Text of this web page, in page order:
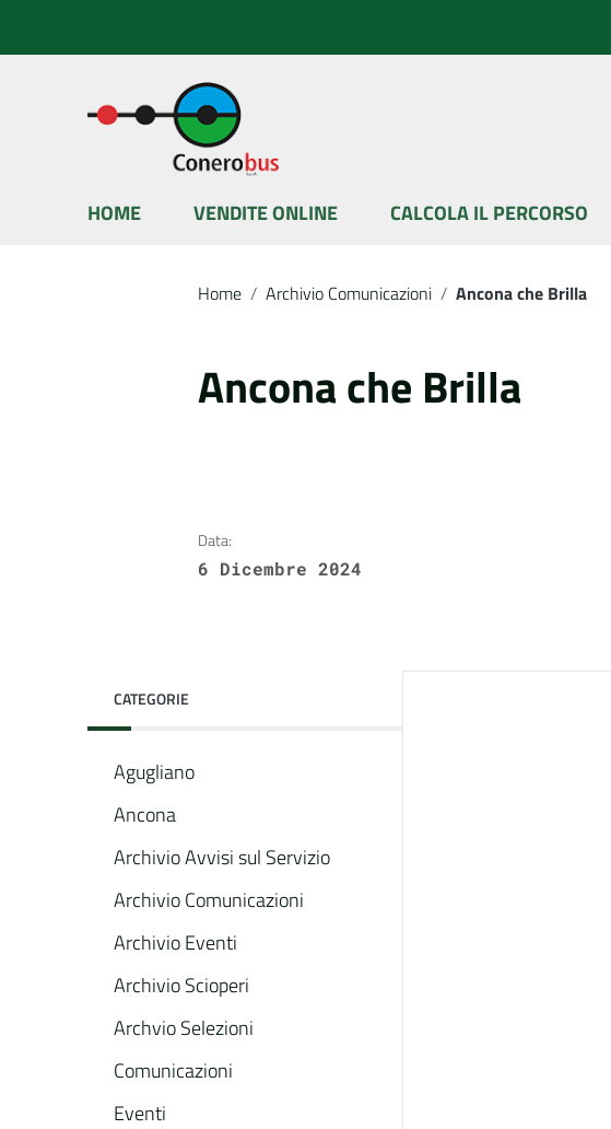
HOME VENDITE ONLINE CALCOLA IL PERCORSO
Home / Archivio Comunicazioni / Ancona che Brilla
Ancona che Brilla
Data:
6 Dicembre 2024
CATEGORIE
Agugliano
Ancona
Archivio Avvisi sul Servizio
Archivio Comunicazioni
Archivio Eventi
Archivio Scioperi
Archvio Selezioni
Comunicazioni
Eventi